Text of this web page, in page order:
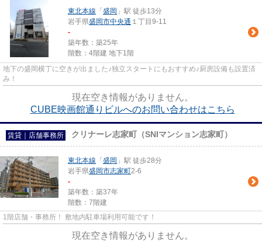
東北本線 「 盛岡 」駅 徒歩13分
岩手県盛岡市中央通 １丁目9-11
-
築年数：築25年
階数：4階建 地下1階
地下の盛岡横丁に空きが出ました♪独立スタートにもおすすめ♪厨房設備も設置済
み！
現在空き情報がありません。
CUBE映画館通りビルへのお問い合わせはこちら
賃貸｜店舗事務所 クリナーレ志家町（SNIマンション志家町）
東北本線 「 盛岡 」駅 徒歩28分
岩手県盛岡市志家町2-6
-
築年数：築37年
階数：7階建
1階店舗・事務所！ 敷地内駐車場利用可能です！
現在空き情報がありません。